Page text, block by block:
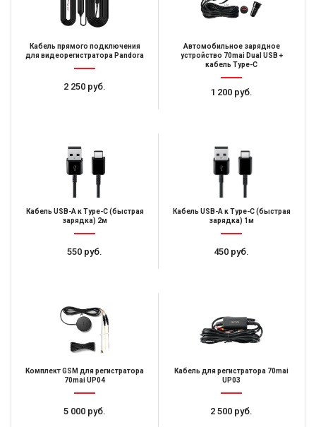
Кабель прямого подключения
для видеорегистратора Pandora
2 250 руб.
Автомобильное зарядное
устройство 70mai Dual USB +
кабель Type-C
1 200 руб.
Кабель USB-A к Type-C (быстрая
зарядка) 2м
550 руб.
Кабель USB-A к Type-C (быстрая
зарядка) 1м
450 руб.
Комплект GSM для регистратора
70mai UP04
5 000 руб.
Кабель для регистратора 70mai
UP03
2 500 руб.